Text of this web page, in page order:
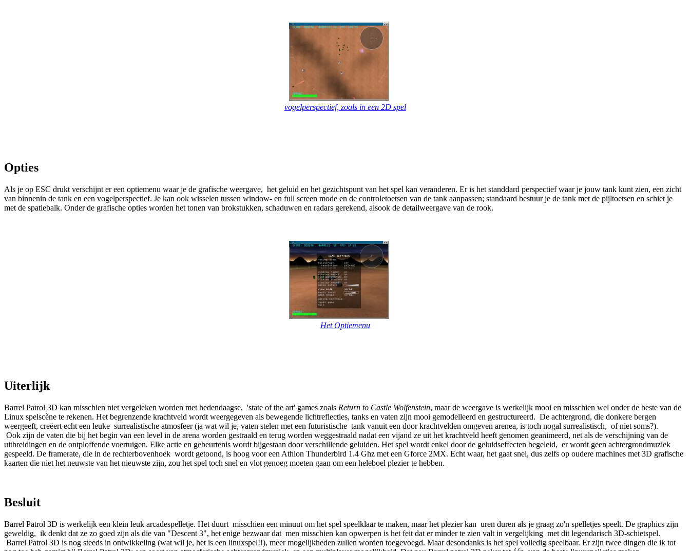
vogelperspectief, zoals in een 2D spel
Opties
Als je op ESC drukt verschijnt er een optiemenu waar je de grafische weergave, het geluid en het gezichtspunt van het spel kan veranderen. Er is het standdard perspectief waar je jouw tank kunt zien, een zicht
van binnenin de tank en een vogelperspectief. Je kan ook wisselen tussen window- en full screen mode en de controletoetsen van de tank aanpassen; standaard bestuur je de tank met de pijltoetsen en schiet je
met de spatiebalk. Onder de grafische opties worden het tonen van brokstukken, schaduwen en radars gerekend, alsook de detailweergave van de rook.
Het Optiemenu
Uiterlijk
Barrel Patrol 3D kan misschien niet vergeleken worden met hedendaagse, 'state of the art' games zoals Return to Castle Wolfenstein, maar de weergave is werkelijk mooi en misschien wel onder de beste van de
Linux spelscène te rekenen. Het begrenzende krachtveld wordt weergegeven als bewegende lichtreflecties, tanks en vaten zijn mooi gemodelleerd en gestructureerd. De achtergrond, die donkere bergen
weergeeft, creëert echt een leuke surrealistische atmosfeer (ja wat wil je, vaten stelen met een futuristische tank vanuit een door krachtvelden omgeven arenea, is toch nogal surrealistisch, of niet soms?).
Ook zijn de vaten die bij het begin van een level in de arena worden gestraald en terug worden weggestraald nadat een vijand ze uit het krachtveld heeft genomen geanimeerd, net als de verschijning van de
uitbreidingen en de ontploffende voertuigen. Elke actie en gebeurtenis wordt bijgestaan door verschillende geluiden. Het spel wordt enkel door de geluidseffecten begeleid, er wordt geen achtergrondmuziek
gespeeld. De framerate, die in de rechterbovenhoek wordt getoond, is hoog voor een Athlon Thunderbird 1.4 Ghz met een Gforce 2MX. Echt waar, het gaat snel, dus zelfs op oudere machines met 3D grafische
kaarten die niet het neuwste van het nieuwste zijn, zou het spel toch snel en vlot genoeg moeten gaan om een heleboel plezier te hebben.
Besluit
Barrel Patrol 3D is werkelijk een klein leuk arcadespelletje. Het duurt misschien een minuut om het spel speelklaar te maken, maar het plezier kan uren duren als je graag zo'n spelletjes speelt. De graphics zijn
geweldig, ik denkt dat ze zo goed zijn als die van "Descent 3", het enige bezwaar dat men misschien kan opwerpen is het feit dat er minder te zien valt in vergelijking met dit legendarisch 3D-schietspel.
Barrel Patrol 3D is nog steeds in ontwikkeling (wat wil je, het is een linuxspel!!), meer mogelijkheden zullen worden toegevoegd. Maar desondanks is het spel volledig speelbaar. Er zijn twee dingen die ik tot